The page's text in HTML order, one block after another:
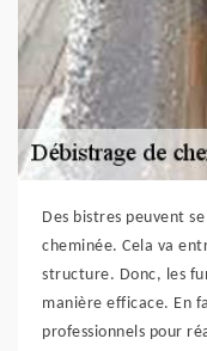
Des bistres peuvent
cheminée. Cela va
structure. Donc, les
manière efficace. En
professionnels pour